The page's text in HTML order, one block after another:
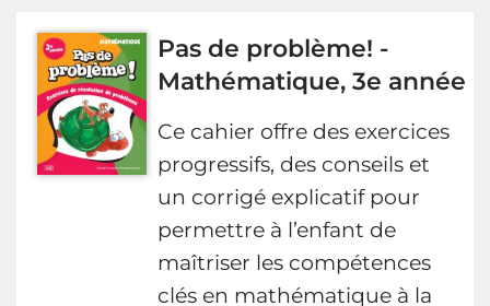
Pas de problème! -
Mathématique, 3e année
Ce cahier offre des exercices
progressifs, des conseils et
un corrigé explicatif pour
permettre à l’enfant de
maîtriser les compétences
clés en mathématique à la